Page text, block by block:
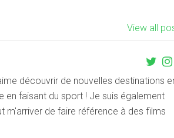
View all
découvrir de nouvelles destinations
en faisant du sport ! Je suis également
m'arriver de faire référence à des films